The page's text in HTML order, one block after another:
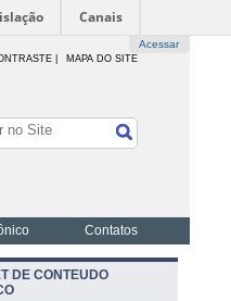
Canais
Acessar
| MAPA DO SITE
Contatos
DE CONTEUDO